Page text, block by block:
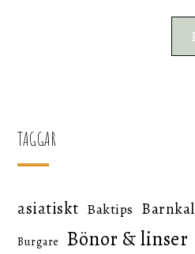
TAGGAR
asiatiskt Baktips
Burgare Bönor & linser